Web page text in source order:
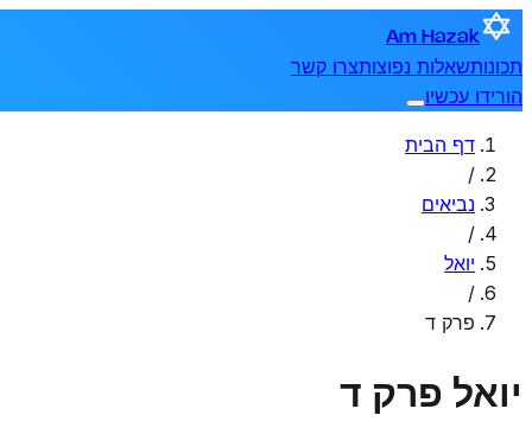
Am Hazak
תכונותשאלות נפוצותצרו קשר
הורידו עכשיו
דף הבית
/
נביאים
/
יואל
/
פרק ד
יואל פרק ד